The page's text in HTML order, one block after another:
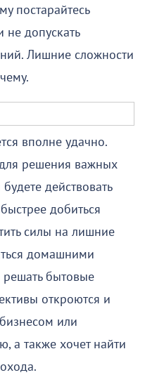
постарайтесь
не допускать
Лишние сложности
вполне удачно.
решения важных
действовать
добиться
силы на лишние
домашними
бытовые
откроются и
или
а также хочет найти